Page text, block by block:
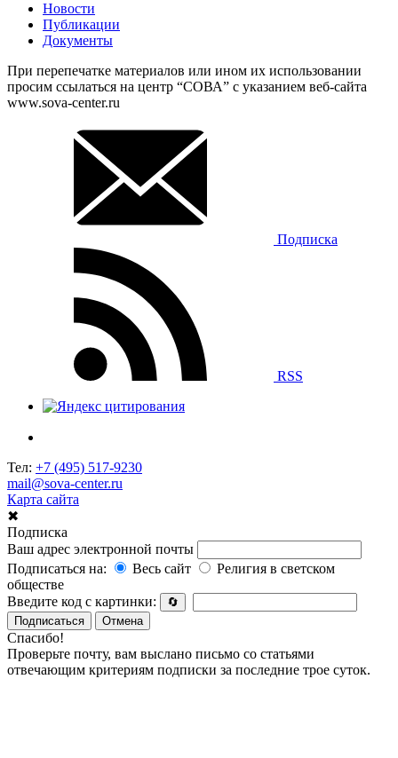
Новости
Публикации
Документы
При перепечатке материалов или ином их использовании
просим ссылаться на центр “СОВА” с указанием веб-сайта
www.sova-center.ru
Подписка
RSS
Тел: +7 (495) 517-9230
mail@sova-center.ru
Карта сайта
✖
Подписка
Ваш адрес электронной почты
Подписаться на:
Весь сайт
Религия в светском
обществе
Введите код с картинки:
🔄
Подписаться
Отмена
Спасибо!
Проверьте почту, вам выслано письмо со статьями
отвечающим критериям подписки за последние трое суток.